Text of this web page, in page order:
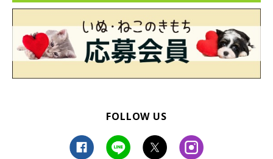
で小さいからだにも関わらず、まるで大型犬のような食べ方をし
ます。
勢いがすごすぎて、あっという間に自分のごはんをたいらげ、ブ
リ丸のごはんにダッシュしては奪ってしまうので、ブリ丸はごは
ないか確認するクセがついてしまいました。。
FOLLOW US